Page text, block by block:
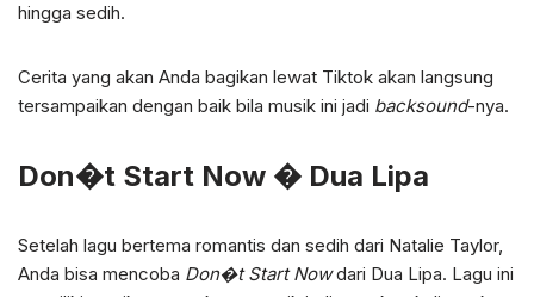
hingga sedih.
Cerita yang akan Anda bagikan lewat Tiktok akan langsung
tersampaikan dengan baik bila musik ini jadi backsound-nya.
Don�t Start Now � Dua Lipa
Setelah lagu bertema romantis dan sedih dari Natalie Taylor,
Anda bisa mencoba Don�t Start Nowdari Dua Lipa. Lagu ini